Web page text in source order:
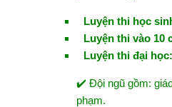
Luyện thi học
Luyện thi vào 10
Luyện thi đại học:
✔️ Đội ngũ gồm:
phạm.